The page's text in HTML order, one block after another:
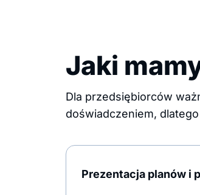
Jaki
Dla przedsiębiorców
doświadczeniem,
Prezentacja planów i